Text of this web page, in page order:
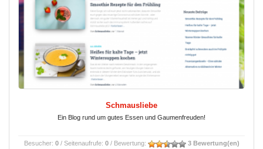
Schmausliebe
Ein Blog rund um gutes Essen und Gaumenfreuden!
Besucher: 0/ Seitenaufrufe: 0/ Bewertung: 3 Bewertung(en)